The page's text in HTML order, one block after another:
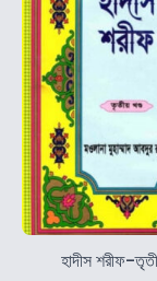
হাদীস শরীফ-